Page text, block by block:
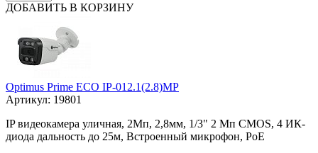
ДОБАВИТЬ В КОРЗИНУ
Optimus Prime ECO IP-012.1(2.8)MP
Артикул: 19801
IP видеокамера уличная, 2Мп, 2,8мм, 1/3" 2 Мп CMOS, 4 ИК-
диода дальность до 25м, Встроенный микрофон, PoE